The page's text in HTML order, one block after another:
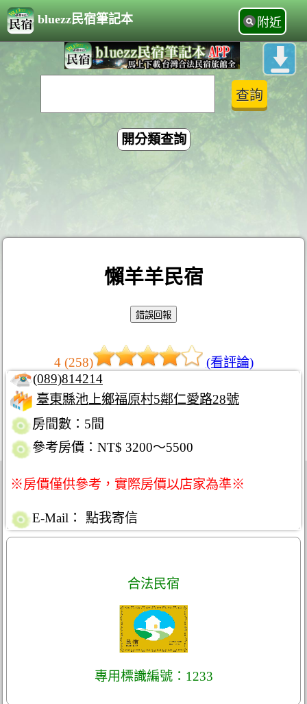
bluezz民宿筆記本 附近
開分類查詢
懶羊羊民宿
4 (258)
(看評論)
(089)814214
臺東縣池上鄉福原村5鄰仁愛路28號
房間數：5間
參考房價：NT$ 3200～5500
※房價僅供參考，實際房價以店家為準※
E-Mail： 點我寄信
合法民宿
專用標識編號：1233